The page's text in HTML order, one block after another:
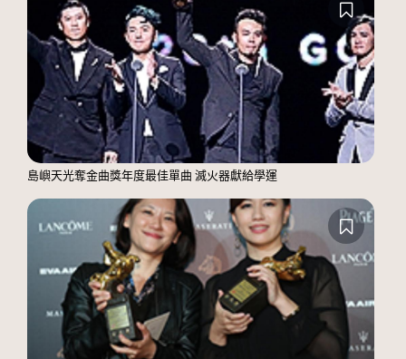
島嶼天光奪金曲獎年度最佳單曲 滅火器獻給學運